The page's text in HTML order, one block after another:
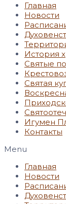
Главная
Новости
История
Святые
Святая
Игумен
Контакты
Menu
Главная
Новости